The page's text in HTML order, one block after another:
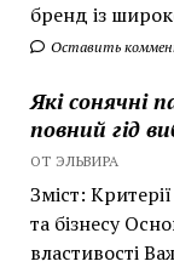
бренд із
Оставить
Які сонячні
повний гід
ОТ ЭЛЬВИРА
Зміст:
та бізнесу
властивості